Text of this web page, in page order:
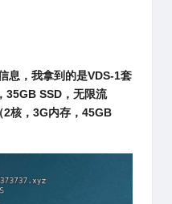
息，我拿到的是VDS-1套
35GB SSD，无限流
2核，3G内存，45GB